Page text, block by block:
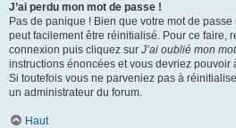
J’ai perdu mon mot de passe !
Pas de panique ! Bien que votre mot de
peut facilement être réinitialisé. Pour ce faire,
connexion puis cliquez sur J’ai oublié mon
instructions énoncées et vous devriez pouvoir
Si toutefois vous ne parveniez pas à
un administrateur du forum.
Haut